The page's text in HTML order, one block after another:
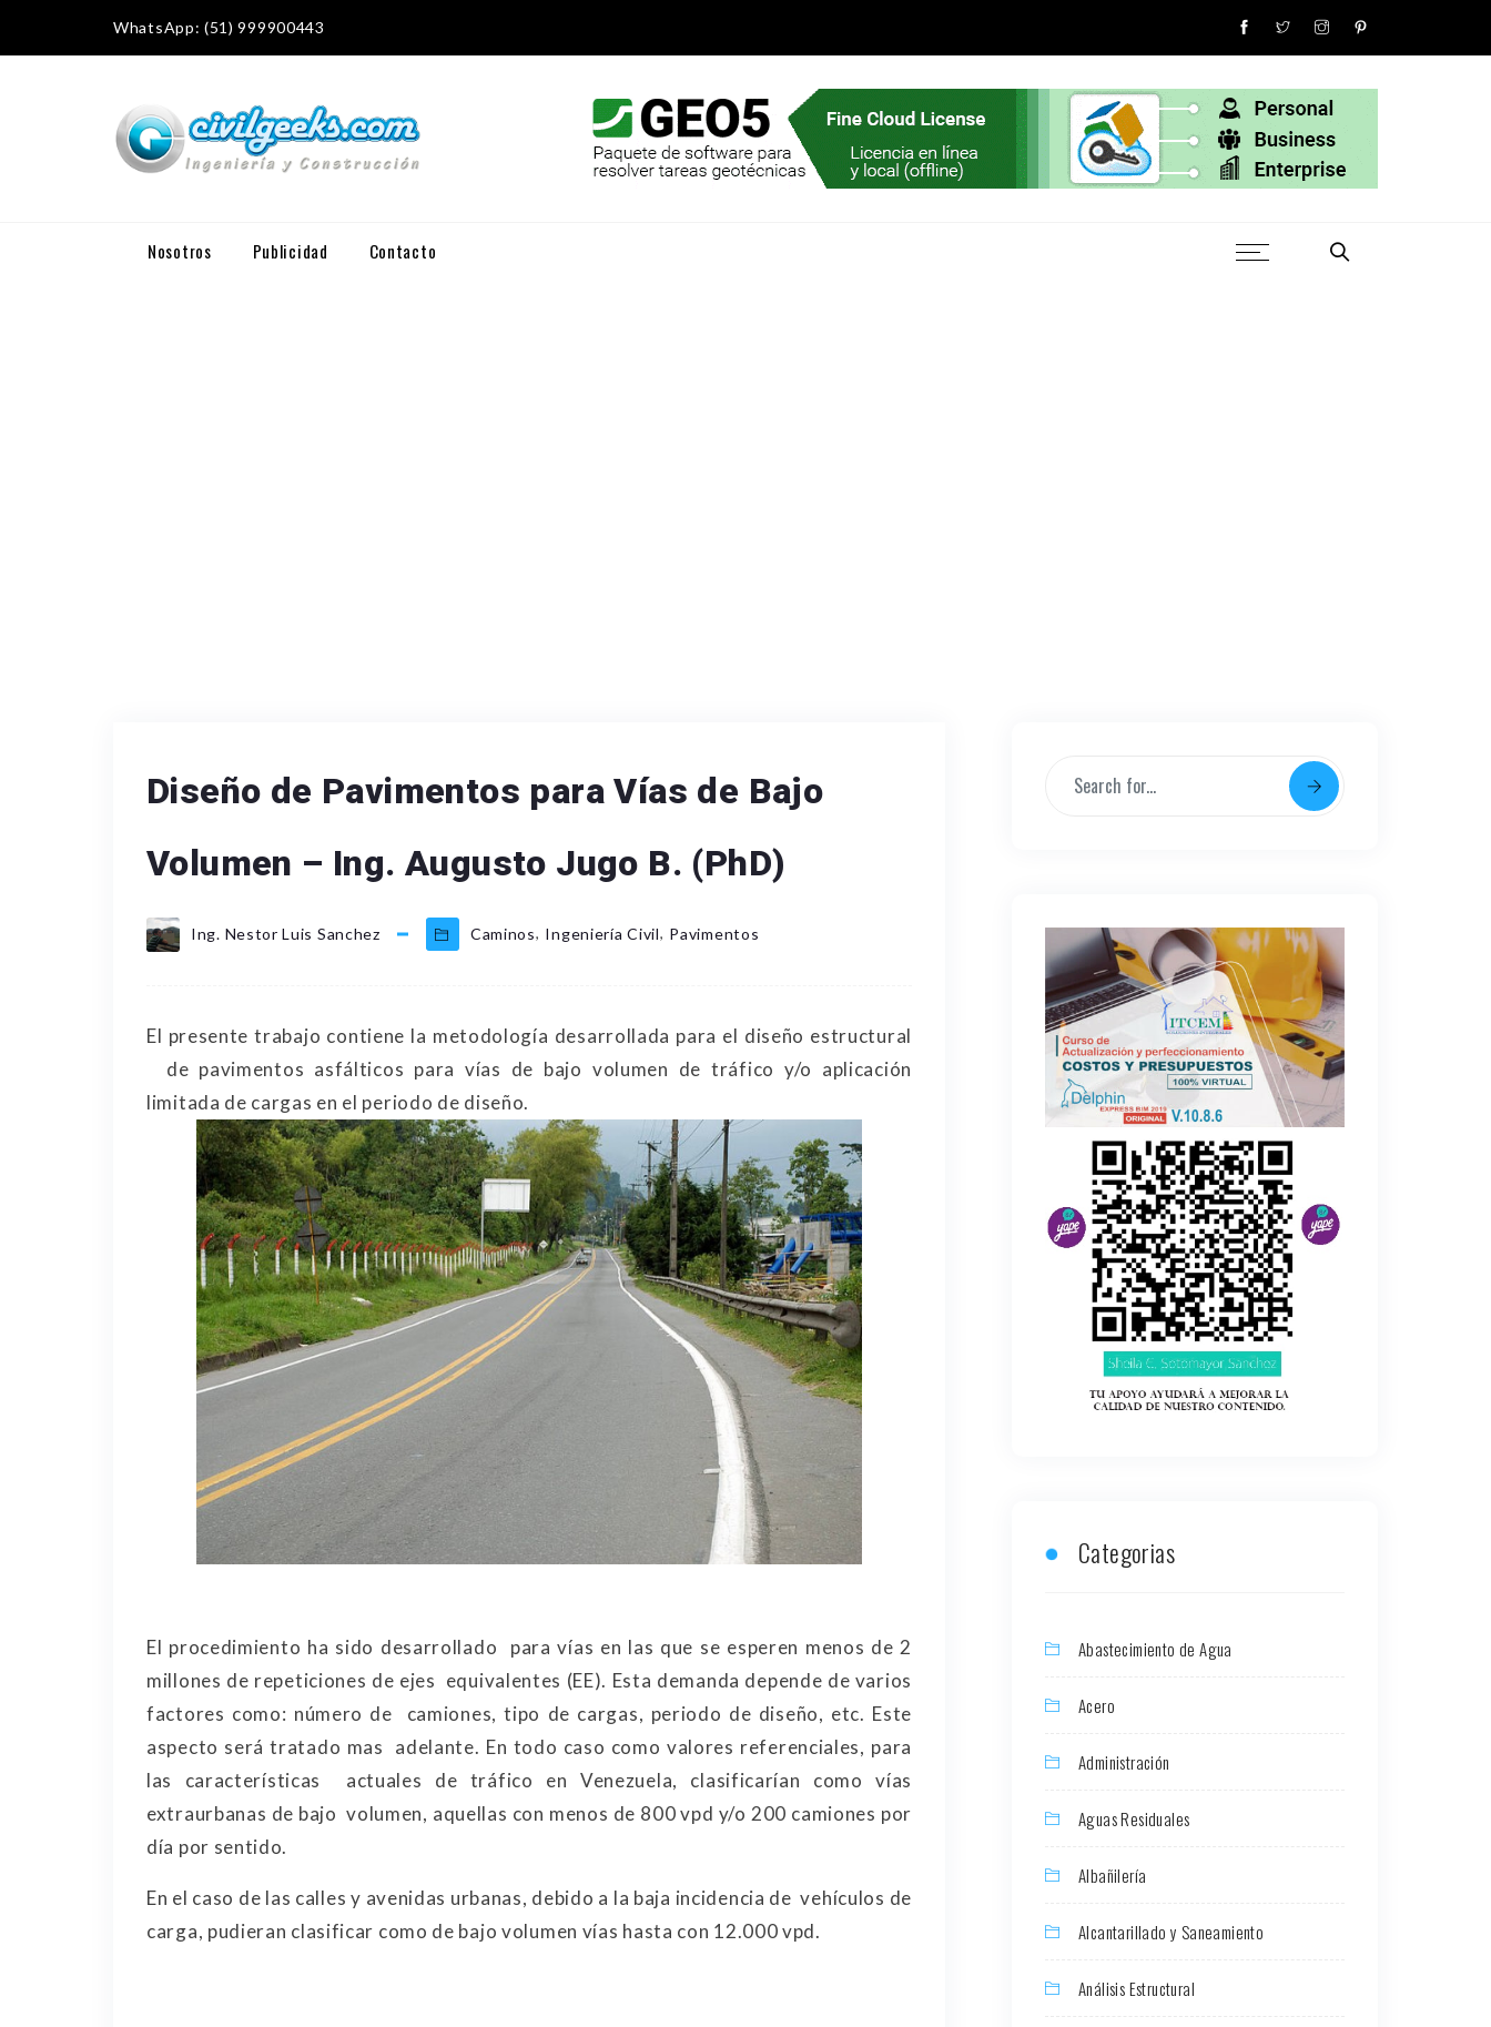
WhatsApp: (51) 999900443
Nosotros Publicidad Contacto
Diseño de Pavimentos para Vías de Bajo
Volumen – Ing. Augusto Jugo B. (PhD)
Ing. Nestor Luis Sanchez Caminos, Ingeniería Civil, Pavimentos
El presente trabajo contiene la metodología desarrollada para el diseño estructural
de pavimentos asfálticos para vías de bajo volumen de tráfico y/o aplicación
limitada de cargas en el periodo de diseño.
El procedimiento ha sido desarrollado para vías en las que se esperen menos de 2
millones de repeticiones de ejes equivalentes (EE). Esta demanda depende de varios
factores como: número de camiones, tipo de cargas, periodo de diseño, etc. Este
aspecto será tratado mas adelante. En todo caso como valores referenciales, para
las características actuales de tráfico en Venezuela, clasificarían como vías
extraurbanas de bajo volumen, aquellas con menos de 800 vpd y/o 200 camiones por
día por sentido.
En el caso de las calles y avenidas urbanas, debido a la baja incidencia de vehículos de
carga, pudieran clasificar como de bajo volumen vías hasta con 12.000 vpd.
Categorias
Abastecimiento de Agua
Acero
Administración
Aguas Residuales
Albañilería
Alcantarillado y Saneamiento
Análisis Estructural